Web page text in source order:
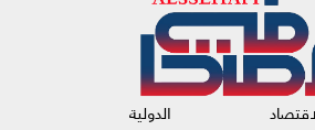
الدولية